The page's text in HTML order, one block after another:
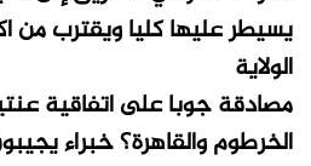
يسيطر عليها كليا ويقترب من
الولاية
مصادقة جوبا على اتفاقية
الخرطوم والقاهرة؟ خبراء